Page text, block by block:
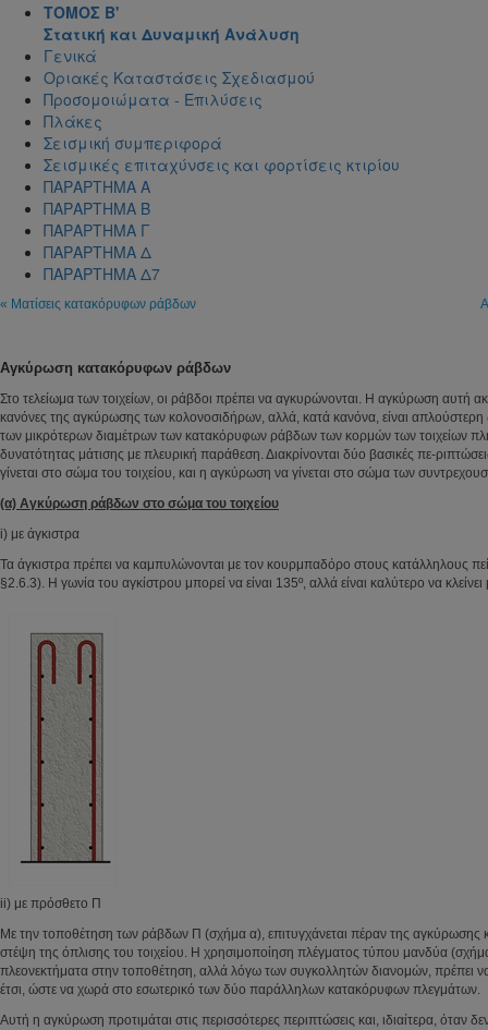
ΤΟΜΟΣ Β'
Στατική και Δυναμική Ανάλυση
Γενικά
Οριακές Καταστάσεις Σχεδιασμού
Προσομοιώματα - Επιλύσεις
Πλάκες
Σεισμική συμπεριφορά
Σεισμικές επιταχύνσεις και φορτίσεις κτιρίου
ΠΑΡΑΡΤΗΜΑ Α
ΠΑΡΑΡΤΗΜΑ Β
ΠΑΡΑΡΤΗΜΑ Γ
ΠΑΡΑΡΤΗΜΑ Δ
ΠΑΡΑΡΤΗΜΑ Δ7
« Ματίσεις κατακόρυφων ράβδων
Αγκύρωση κατακόρυφων ράβδων
Στο τελείωμα των τοιχείων, οι ράβδοι πρέπει να αγκυρώνονται. Η αγκύρωση αυτή
κανόνες της αγκύρωσης των κολονοσιδήρων, αλλά, κατά κανόνα, είναι απλούστερη
των μικρότερων διαμέτρων των κατακόρυφων ράβδων των κορμών των τοιχείων
δυνατότητας μάτισης με πλευρική παράθεση. Διακρίνονται δύο βασικές πε-
γίνεται στο σώμα του τοιχείου, και η αγκύρωση να γίνεται στο σώμα των
(α) Αγκύρωση ράβδων στο σώμα του τοιχείου
i) με άγκιστρα
Τα άγκιστρα πρέπει να καμπυλώνονται με τον κουρμπαδόρο στους κατάλληλους
§2.6.3). Η γωνία του αγκίστρου μπορεί να είναι 135º, αλλά είναι καλύτερο να κλείνει
ii) με πρόσθετο Π
Με την τοποθέτηση των ράβδων Π (σχήμα α), επιτυγχάνεται πέραν της αγκύρωσης
στέψη της όπλισης του τοιχείου. Η χρησιμοποίηση πλέγματος τύπου μανδύα
πλεονεκτήματα στην τοποθέτηση, αλλά λόγω των συγκολλητών διανομών, πρέπει
έτσι, ώστε να χωρά στο εσωτερικό των δύο παράλληλων κατακόρυφων πλεγμάτων.
Αυτή η αγκύρωση προτιμάται στις περισσότερες περιπτώσεις και, ιδιαίτερα, όταν